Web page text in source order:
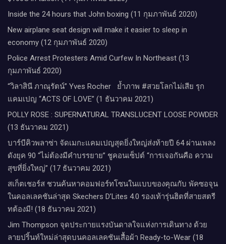
Inside the 24 hours that John boxing (11 กุมภาพันธ์ 2020)
New airplane seat design will make it easier to sleep in
economy (12 กุมภาพันธ์ 2020)
Police Arrest Protesters Amid Curfew In Northeast (13
กุมภาพันธ์ 2020)
“วิลาสินี ภาณุรัตน์” Yves Rocher​ ย้ำภาพ #สวยโลกไม่เสีย รุก
แคมเปญ “ACTS OF LOVE” (1 ธันวาคม 2021)
POLLY ROSE : SUPERNATURAL TRANSLUCENT LOOSE POWDER
(13 ธันวาคม 2021)
บาร์บีคิวพลาซ่า จัดเมกะแคมเปญสุดยิ่งใหญ่ส่งท้ายปี 64 ผ่านเพลง
ดังยุค 90 “ไม่ต้องมีคำบรรยาย” ชูคอนเซ็ปต์ “การเจอกันคือ ความ
สุขที่ยิ่งใหญ่” (17 ธันวาคม 2021)
สเก็ตเชอร์ส ชวนค้นหาคอมฟอร์ทโซนในแบบของคุณกับ พัคซอจุน
ในคอลเลคชันล่าสุด Skechers D’Lites 4.0 รองเท้ารุ่นฮิตที่สายสตรี
ทต้องมี! (18 ธันวาคม 2021)
Jim Thompson จุดประกายแรงบันดาลใจแห่งการเดินทาง ด้วย
ลายปริ้นท์ใหม่ล่าสุดบนคอลเลคชันเสื้อผ้า Ready-to-Wear (18